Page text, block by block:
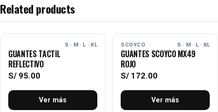
Related products
S · M · L · XL
GUANTES TACTIL
REFLECTIVO
S/ 95.00
Ver más
AGOTADO
SCOYCO S · M · L · XL
GUANTES SCOYCO MX49
ROJO
S/ 172.00
Ver más